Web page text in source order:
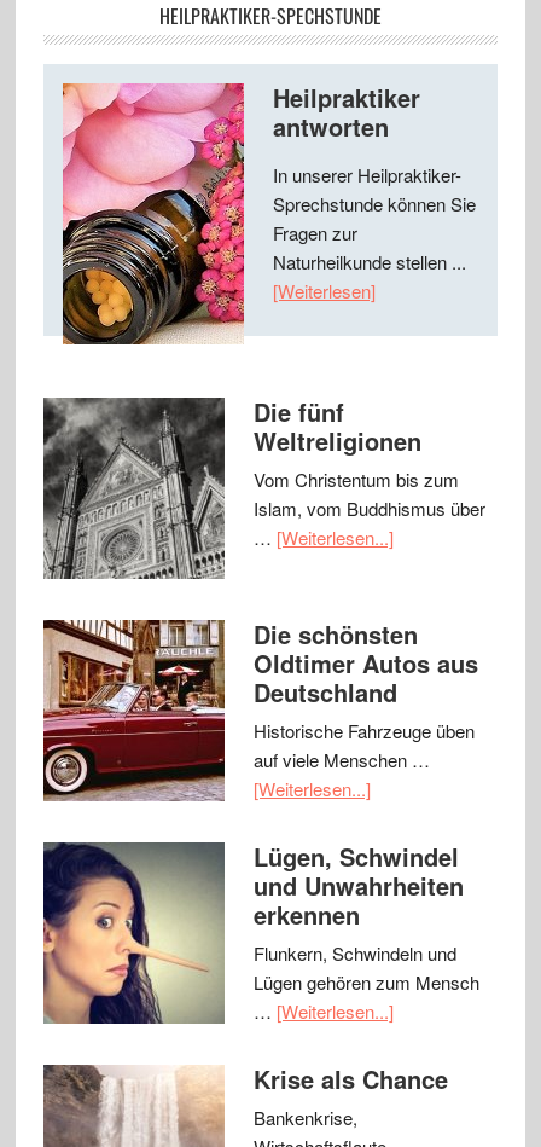
HEILPRAKTIKER-SPECHSTUNDE
Heilpraktiker
antworten
In unserer Heilpraktiker-
Sprechstunde können Sie
Fragen zur
Naturheilkunde stellen ...
[Weiterlesen]
Die fünf
Weltreligionen
Vom Christentum bis zum
Islam, vom Buddhismus über
… [Weiterlesen...]
Die schönsten
Oldtimer Autos aus
Deutschland
Historische Fahrzeuge üben
auf viele Menschen …
[Weiterlesen...]
Lügen, Schwindel
und Unwahrheiten
erkennen
Flunkern, Schwindeln und
Lügen gehören zum Mensch
… [Weiterlesen...]
Krise als Chance
Bankenkrise,